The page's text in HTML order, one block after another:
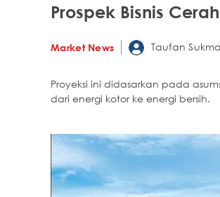
Prospek Bisnis
Market News Taufan
Proyeksi ini didasarkan pada
dari energi kotor ke energi bersih.